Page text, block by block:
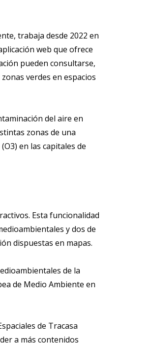
trabaja desde 2022 en
web que ofrece
pueden consultarse,
verdes en espacios
del aire en
zonas de una
en las capitales de
Esta funcionalidad
y dos de
dispuestas en mapas.
de la
de Medio Ambiente en
de Tracasa
a más contenidos